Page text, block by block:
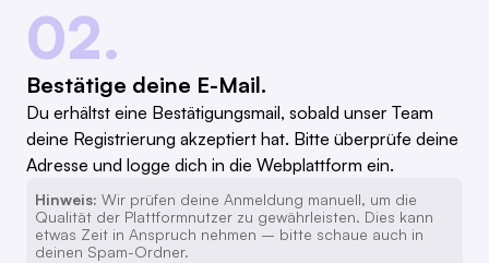
02.
Bestätige deine E-Mail.
Du erhältst eine Bestätigungsmail, sobald unser Team
deine Registrierung akzeptiert hat. Bitte überprüfe deine
Adresse und logge dich in die Webplattform ein.
Hinweis: Wir prüfen deine Anmeldung manuell, um die
Qualität der Plattformnutzer zu gewährleisten. Dies kann
etwas Zeit in Anspruch nehmen – bitte schaue auch in
deinen Spam-Ordner.